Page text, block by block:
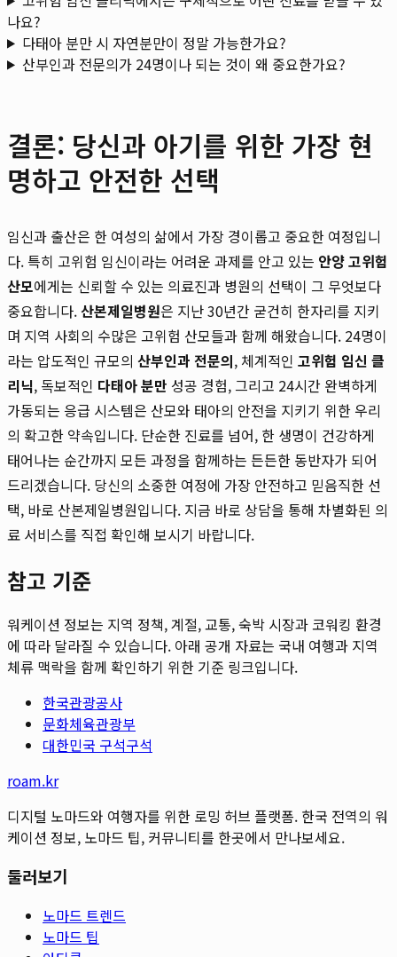
나요?
다태아 분만 시 자연분만이 정말 가능한가요?
산부인과 전문의가 24명이나 되는 것이 왜 중요한가요?
결론: 당신과 아기를 위한 가장 현
명하고 안전한 선택
임신과 출산은 한 여성의 삶에서 가장 경이롭고 중요한 여정입니
다. 특히 고위험 임신이라는 어려운 과제를 안고 있는 안양 고위험
산모에게는 신뢰할 수 있는 의료진과 병원의 선택이 그 무엇보다
중요합니다.산본제일병원은 지난 30년간 굳건히 한자리를 지키
며 지역 사회의 수많은 고위험 산모들과 함께 해왔습니다. 24명이
라는 압도적인 규모의 산부인과 전문의, 체계적인 고위험 임신 클
리닉, 독보적인 다태아 분만 성공 경험, 그리고 24시간 완벽하게
가동되는 응급 시스템은 산모와 태아의 안전을 지키기 위한 우리
의 확고한 약속입니다. 단순한 진료를 넘어, 한 생명이 건강하게
태어나는 순간까지 모든 과정을 함께하는 든든한 동반자가 되어
드리겠습니다. 당신의 소중한 여정에 가장 안전하고 믿음직한 선
택, 바로 산본제일병원입니다. 지금 바로 상담을 통해 차별화된 의
료 서비스를 직접 확인해 보시기 바랍니다.
참고 기준
워케이션 정보는 지역 정책, 계절, 교통, 숙박 시장과 코워킹 환경
에 따라 달라질 수 있습니다. 아래 공개 자료는 국내 여행과 지역
체류 맥락을 함께 확인하기 위한 기준 링크입니다.
한국관광공사
문화체육관광부
대한민국 구석구석
roam.kr
디지털 노마드와 여행자를 위한 로밍 허브 플랫폼. 한국 전역의 워
케이션 정보, 노마드 팁, 커뮤니티를 한곳에서 만나보세요.
둘러보기
노마드 트렌드
노마드 팁